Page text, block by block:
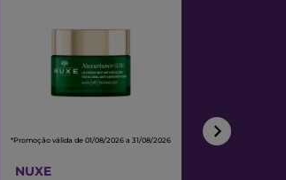
*Promoção válida de 01/08/2026 a 31/08/2026
NUXE
*Promoção válida